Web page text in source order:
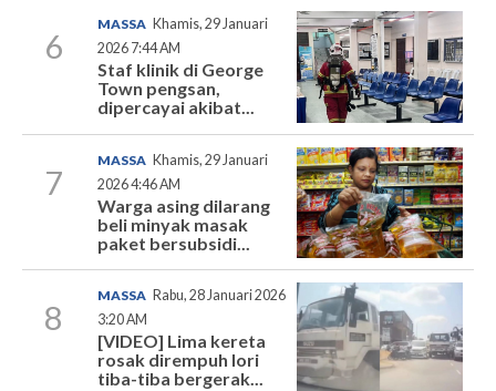
6
MASSA Khamis, 29 Januari
2026 7:44 AM
Staf klinik di George
Town pengsan,
dipercayai akibat...
7
MASSA Khamis, 29 Januari
2026 4:46 AM
Warga asing dilarang
beli minyak masak
paket bersubsidi...
8
MASSA Rabu, 28 Januari 2026
3:20 AM
[VIDEO] Lima kereta
rosak dirempuh lori
tiba-tiba bergerak...